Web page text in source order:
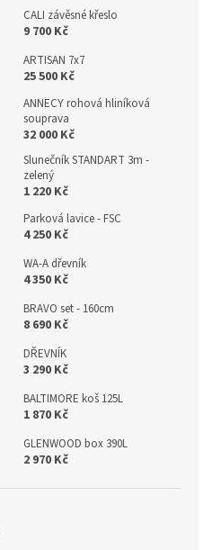
CALI závěsné křeslo
9 700 Kč
ARTISAN 7x7
25 500 Kč
ANNECY rohová hliníková
souprava
32 000 Kč
Slunečník STANDART 3m -
zelený
1 220 Kč
Parková lavice - FSC
4 250 Kč
WA-A dřevník
4 350 Kč
BRAVO set - 160cm
8 690 Kč
DŘEVNÍK
3 290 Kč
BALTIMORE koš 125L
1 870 Kč
GLENWOOD box 390L
2 970 Kč